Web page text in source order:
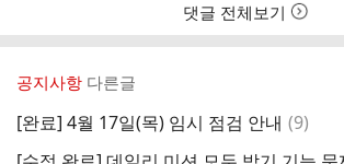
댓글 전체보기
공지사항 다른글
[완료] 4월 17일(목) 임시 점검 안내 댓
(9)